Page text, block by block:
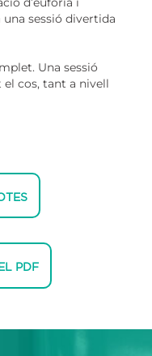
sessió divertida
Una sessió
cos, tant a nivell
PDF